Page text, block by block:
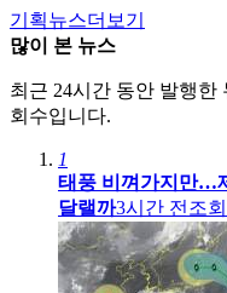
기획뉴스더보기
많이 본 뉴스
최근 24시간 동안 발행한
회수입니다.
1
태풍 비껴가지만…
달랠까3시간 전 조